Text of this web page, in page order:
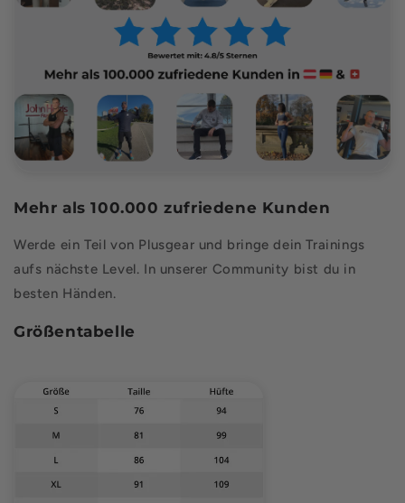
Mehr als 100.000 zufriedene Kunden
Werde ein Teil von Plusgear und bringe dein Trainings
aufs nächste Level. In unserer Community bist du in
besten Händen.
Größentabelle